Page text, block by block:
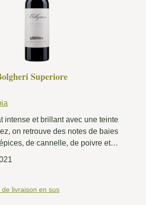
Superiore
intense et brillant avec une teinte
on retrouve des notes de baies
de cannelle, de poivre et
élégant avec des tanins
livraison en sus